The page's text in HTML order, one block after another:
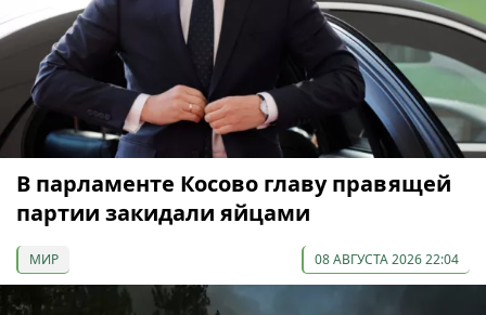
В парламенте Косово главу правящей
партии закидали яйцами
МИР 08 АВГУСТА 2026 22:04